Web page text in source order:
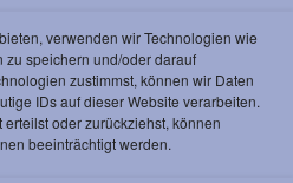
verwenden wir Technologien wie
zu speichern und/oder darauf
zustimmst, können wir Daten
IDs auf dieser Website verarbeiten.
oder zurückziehst, können
beeinträchtigt werden.
e. V.
Lerchl